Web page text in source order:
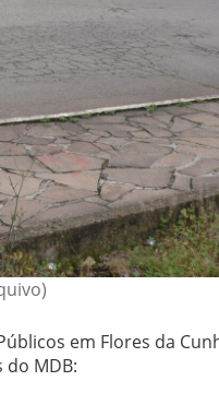
em Flores da
MDB: